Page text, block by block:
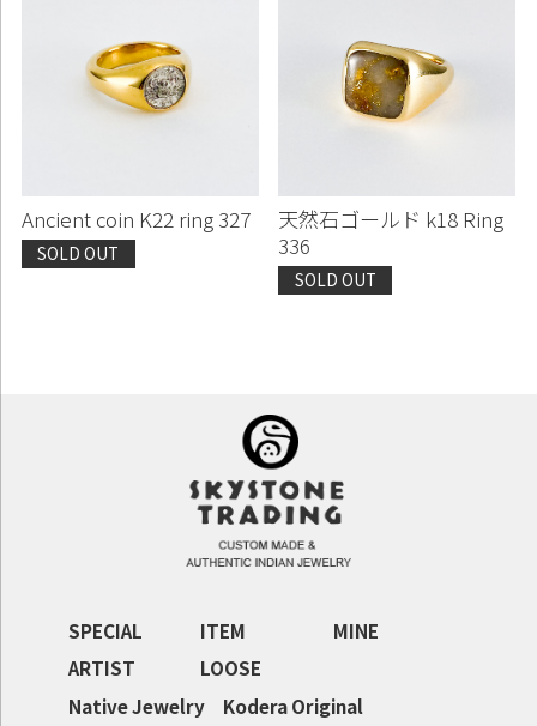
Ancient coin K22 ring 327
SOLD OUT
天然石ゴールド k18 Ring
336
SOLD OUT
SPECIAL ITEM
MINE
ARTIST
LOOSE
Native Jewelry
Kodera Original